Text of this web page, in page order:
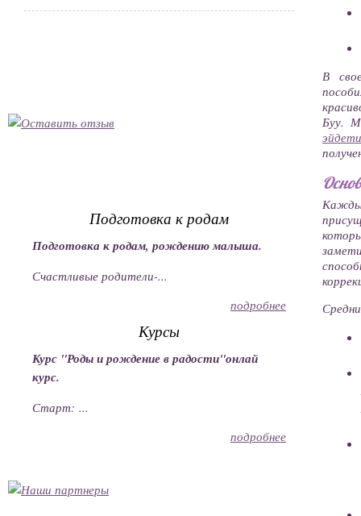
Подготовка к родам
Подготовка к родам, рождению малыша.
Счастливые родители-...
подробнее
Курсы
Курс "Роды и рождение в радости"онлай
курс.
Старт: ...
подробнее
В
Буу.